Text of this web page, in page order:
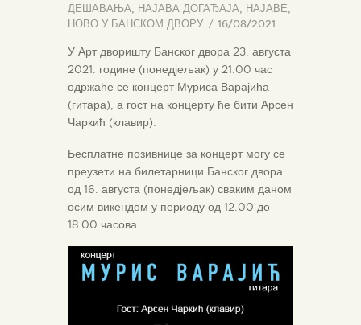
ДЕШАВАЊА, НАЈАВА ДОГАЂАЈА, НАЈАВЕ,
НОВО У БАНСКОМ ДВОРУ
16/08/2021
У Арт дворишту Банског двора 23. августа
2021. године (понедјељак) у 21.00 час
одржаће се концерт Муриса Варајића
(гитара), а гост на концерту ће бити Арсен
Чаркић (клавир).
Бесплатне позивнице за концерт могу се
преузети на билетарници Банског двора
од 16. августа (понедјељак) сваким даном
осим викендом у периоду од 12.00 до
18.00 часова.